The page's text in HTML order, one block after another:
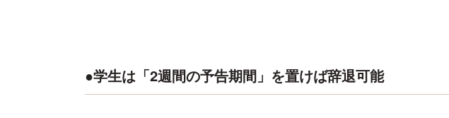
●学生は「2週間の予告期間」を置けば辞退可能